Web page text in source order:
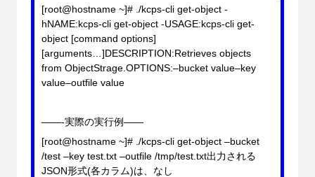
[root@hostname ~]# ./kcps-cli get-object -
hNAME:kcps-cli get-object -USAGE:kcps-cli get-
object [command options]
[arguments…]DESCRIPTION:Retrieves objects
from ObjectStrage.OPTIONS:–bucket value–key
value–outfile value
——-実際の実行例——
[root@hostname ~]# ./kcps-cli get-object –bucket
/test–keytest.txt –outfile /tmp/test.txt出力される
JSON形式(各カラム)は、なし